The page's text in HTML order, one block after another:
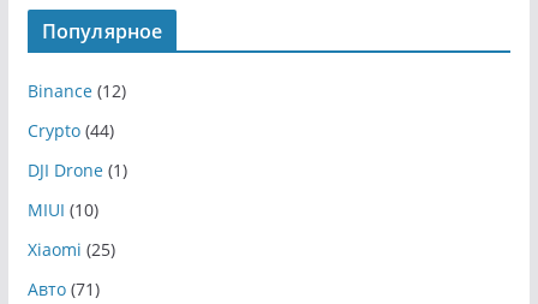
Популярное
Binance(12)
Crypto(44)
DJI Drone(1)
MIUI (10)
Xiaomi (25)
Авто(71)